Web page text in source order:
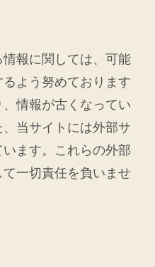
報に関しては、可能
よう努めております
情報が古くなってい
当サイトには外部サ
ます。これらの外部
一切責任を負いませ